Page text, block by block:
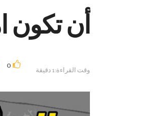
أن تكون
وقت القراءة:1 دقيقة 0